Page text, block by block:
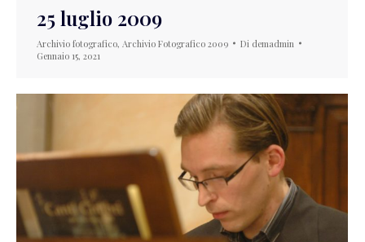
25 luglio 2009
Archivio fotografico, Archivio Fotografico 2009 Di demadmin
Gennaio 15, 2021